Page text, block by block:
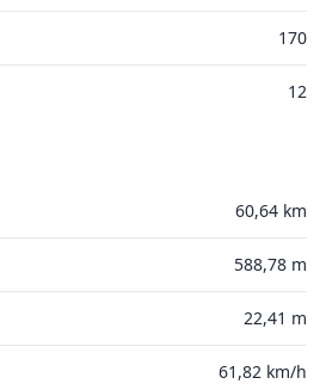
170
12
60,64 km
588,78 m
22,41 m
61,82 km/h